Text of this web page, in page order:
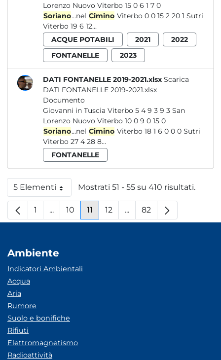
Lorenzo Nuovo Viterbo 15 0 6 1 7 0
Soriano...nel Cimino Viterbo 0 0 15 2 20 1 Sutri
Viterbo 19 6 12...
ACQUE POTABILI
2021
2022
FONTANELLE
2023
DATI FONTANELLE 2019-2021.xlsx Scarica
DATI FONTANELLE 2019-2021.xlsx
Documento
Giovanni in Tuscia Viterbo 5 4 9 3 9 3 San
Lorenzo Nuovo Viterbo 10 0 9 0 15 0
Soriano...nel Cimino Viterbo 18 1 6 0 0 0 Sutri
Viterbo 27 4 28 8...
FONTANELLE
5 ElementiPer paginaMostrati 51 - 55 su 410 risultati.
Pagina
1 ...Pagine intermedie
Pagina
10 Pagina
11 Pagina
12 ...Pagine intermedie
Pagina
82
Ambiente
Indicatori Ambientali
Acqua
Aria
Rumore
Suolo e bonifiche
Rifiuti
Elettromagnetismo
Radioattività